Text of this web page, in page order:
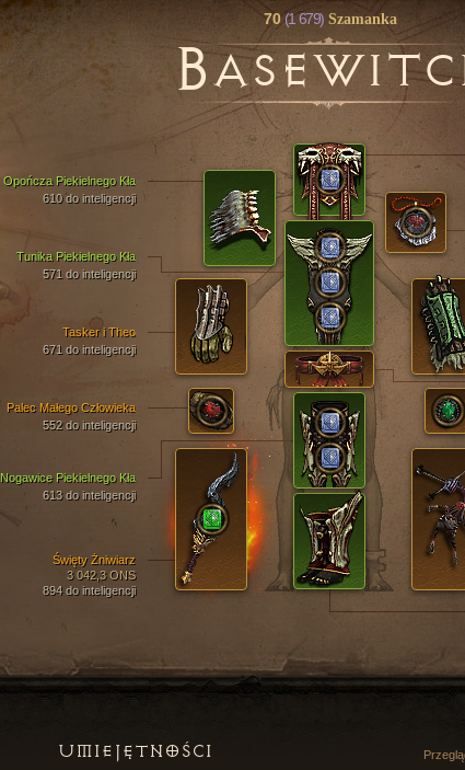
70(1 679) Szamanka
B
Tunika Piekielnego Kła
571 do inteligencji
Tasker i Theo
671 do inteligencji
Opończa Piekielnego Kła
610 do inteligencji
Nogawice Piekielnego Kła
613 do inteligencji
Święty Żniwiarz
3 042,3 ONS
894 do inteligencji
Palec Małego Człowieka
552 do inteligencji
UMIEJĘTNOŚCI